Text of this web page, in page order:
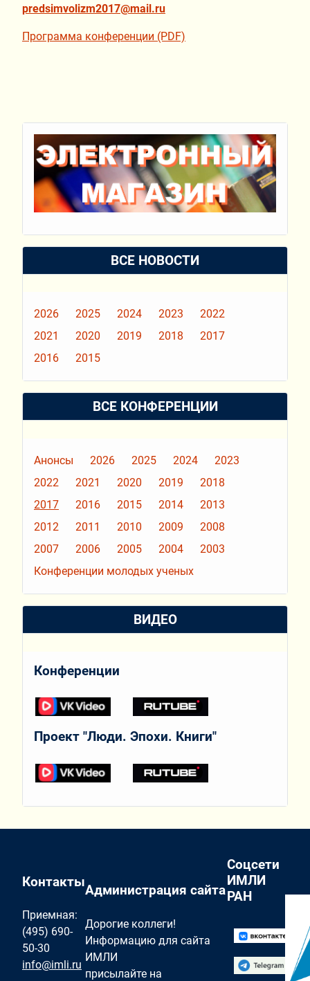
predsimvolizm2017@mail.ru
Программа конференции (PDF)
ВСЕ НОВОСТИ
2026 2025 2024 2023
2022
2021
2020 2019 2018
2017
2016
2015
ВСЕ КОНФЕРЕНЦИИ
Анонсы 2026 2025 2024
2023
2022
2021 2020 2019
2018
2017
2016 2015 2014
2013
2012
2011 2010 2009
2008
2007
2006 2005 2004
2003
Конференции молодых ученых
ВИДЕО
Конференции
Проект "Люди. Эпохи. Книги"
Контакты
Приемная:
(495) 690-
50-30
info@imli.ru
Администрация сайта
Дорогие коллеги!
Информацию для сайта
ИМЛИ
присылайте на
Соцсети
ИМЛИ
РАН